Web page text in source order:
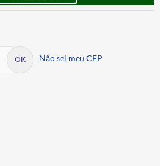
Não sei meu CEP